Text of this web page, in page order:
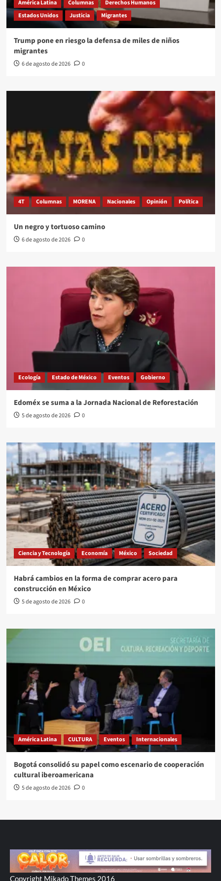
América Latina Columnas
Derechos Humanos
Estados Unidos
Justicia Migrantes
Trump pone en riesgo la defensa de miles de niños
migrantes
6 de agosto de 2026 0
4T Columnas MORENA Nacionales Opinión Política
Un negro y tortuoso camino
6 de agosto de 2026 0
Ecología Estado de México Eventos Gobierno
Edoméx se suma a la Jornada Nacional de Reforestación
5 de agosto de 2026 0
Ciencia y Tecnología Economía México Sociedad
Habrá cambios en la forma de comprar acero para
construcción en México
5 de agosto de 2026 0
América Latina CULTURA Eventos Internacionales
Bogotá consolidó su papel como escenario de cooperación
cultural iberoamericana
5 de agosto de 2026 0
Copyright Mikado Themes 2016